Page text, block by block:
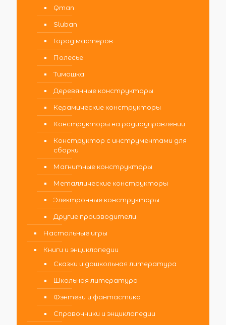
Qman
Sluban
Город мастеров
Полесье
Тимошка
Деревянные конструкторы
Керамические конструкторы
Конструкторы на радиоуправлении
Конструктор с инструментами для
сборки
Магнитные конструкторы
Металлические конструкторы
Электронные конструкторы
Другие производители
Настольные игры
Книги и энциклопедии
Сказки и дошкольная литература
Школьная литература
Фэнтези и фантастика
Справочники и энциклопедии